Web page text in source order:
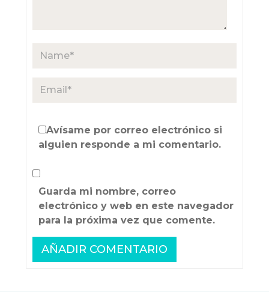
Avísame por correo electrónico si
alguien responde a mi comentario.
Guarda mi nombre, correo
electrónico y web en este navegador
para la próxima vez que comente.